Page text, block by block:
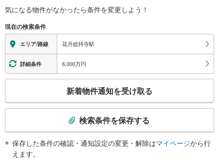
駅、生麦４・５丁目、下野谷町１～４丁目、小野町
※段差なしでの移動経路
地上⇔改札⇔ホーム：○
エレベータ
・各ホーム⇔改札
・改札⇔１番線ホーム側地上出口
トイレ
スロープ
・改札⇔２番線ホーム側地上出口
・車椅子乗車昇降装置（ラクープ）
・ＡＥＤ
気になる物件がなかったら条件を変更しよう！
現在の検索条件
エリア/路線 花月総持寺駅
詳細条件 6,000万円
検
新着物件通知を受け取る
検索条件を保存する
保存した条件の確認・通知設定の変更・解除はマイページから行
えます。